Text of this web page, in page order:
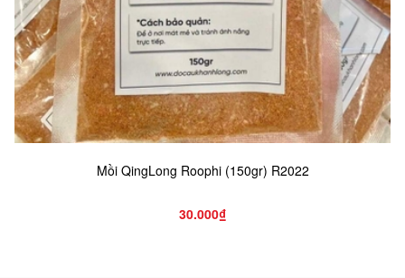
Mồi QingLong Roophi (150gr) R2022
30.000₫